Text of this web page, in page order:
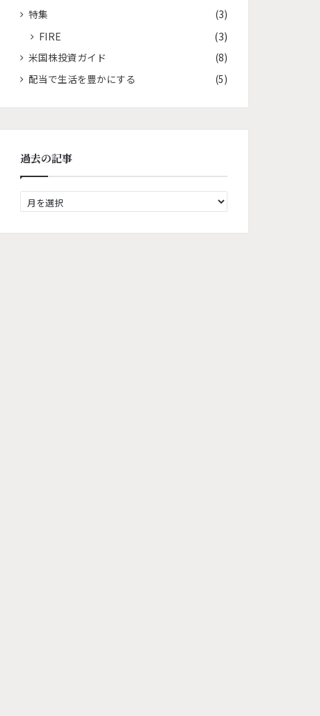
特集
(3)
FIRE (3)
米国株投資ガイド
(8)
配当で生活を豊かにする
(5)
過去の記事
過
去